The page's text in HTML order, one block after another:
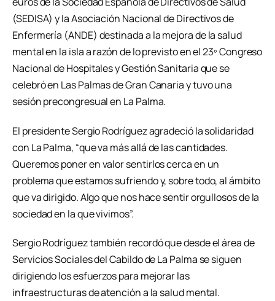
(SEDISA) y la Asociación Nacional de Directivos de
Enfermería (ANDE) destinada a la mejora de la salud
mental en la isla a razón de lo previsto en el 23º Congreso
Nacional de Hospitales y Gestión Sanitaria que se
celebró en Las Palmas de Gran Canaria y tuvo una
sesión precongresual en La Palma.
El presidente Sergio Rodríguez agradeció la solidaridad
con La Palma, “que va más allá de las cantidades.
Queremos poner en valor sentirlos cerca en un
problema que estamos sufriendo y, sobre todo, al ámbito
que va dirigido. Algo que nos hace sentir orgullosos de la
sociedad en la que vivimos”.
Sergio Rodríguez también recordó que desde el área de
Servicios Sociales del Cabildo de La Palma se siguen
dirigiendo los esfuerzos para mejorar las
infraestructuras de atención a la salud mental.